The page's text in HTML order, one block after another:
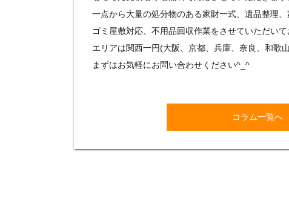
一点から大量の処分物のある家財一式、遺品整理、
ゴミ屋敷対応、不用品回収作業をさせていただいて
エリアは関西一円(大阪、京都、兵庫、奈良、和歌
まずはお気軽にお問い合わせください^_^
コラム一覧へ